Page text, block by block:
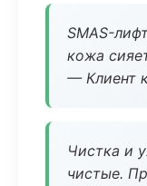
SMAS-
кожа
— Клиент
Чистка и
чистые.